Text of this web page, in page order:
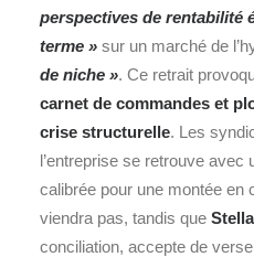
perspectives de rentabilité
terme » sur un marché de
de niche ». Ce retrait
carnet de commandes et
crise structurelle. Les
l’entreprise se retrouve avec
calibrée pour une montée en
viendra pas, tandis que
conciliation, accepte de